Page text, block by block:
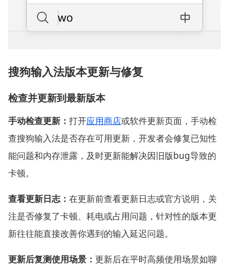
搜狗输入法版本更新与修复
检查并更新到最新版本
手动检查更新： 打开应用商店或软件更新页面，手动检
查搜狗输入法是否存在可用更新，开发者会修复已知性
能问题和内存泄露，及时更新能解决因旧版bug导致的
卡顿。
查看更新日志： 在更新前查看更新日志或官方说明，关
注是否修复了卡顿、耗电或占用问题，针对性的版本更
新往往能直接改善你遇到的输入延迟问题。
更新后复测使用场景： 更新后在平时高频使用场景如聊